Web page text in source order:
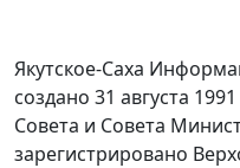
Якутское-Саха
создано 31 августа
Совета и Совета
зарегистрировано